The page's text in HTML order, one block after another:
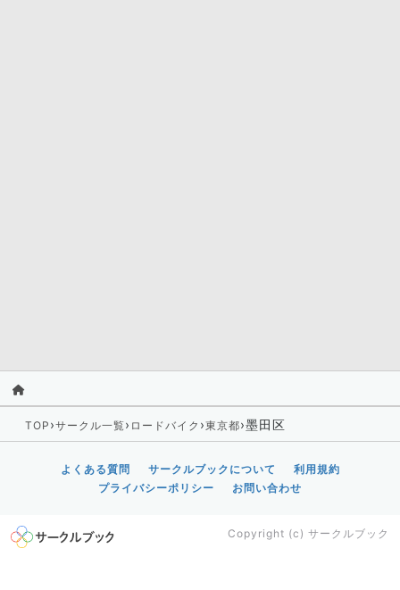
TOP ›サークル一覧› ロードバイク ›東京都›墨田区
よくある質問 サークルブックについて
利用規約
プライバシーポリシー
お問い合わせ
Copyright (c) サークルブック